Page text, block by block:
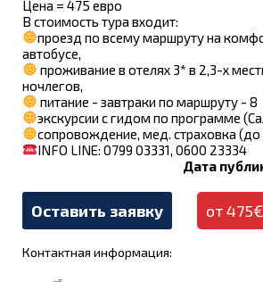
Цена = 475 евро
В стоимость тура входит:
проезд по всему маршруту на
автобусе,
проживание в отелях 3* в 2,3-х
ночлегов,
питание - завтраки по маршруту - 8
экскурсии с гидом по программе
сопровождение, мед. страховка (до
INFO LINE: 0799 03331, 0600 23334
Дата
Оставить заявку от 475€
Контактная информация: